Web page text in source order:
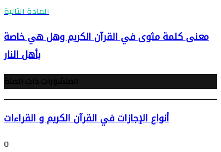
المادة التالية
معنى كلمة مثوى في القرآن الكريم وهل هي خاصة
بأهل النار
أنواع الإجازات في القرآن الكريم و القراءات
0